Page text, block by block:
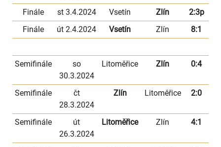
Finále st 3.4.2024 Vsetín Zlín
2:3p
Finále
út 2.4.2024 Vsetín Zlín 8:1
Semifinále
so
30.3.2024
Litoměřice Zlín 0:4
Semifinále
čt
28.3.2024
Zlín Litoměřice 2:0
Semifinále
út
26.3.2024
Litoměřice Zlín 4:1